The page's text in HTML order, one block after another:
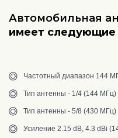
Автомобильная
имеет следующие
Частотный диапазон 144
Тип антенны - 1/4 (144 МГц)
Тип антенны - 5/8 (430 МГц)
Усиление 2.15 dB, 4.3 dBi